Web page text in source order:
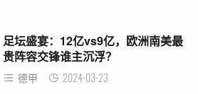
足坛盛宴：12亿vs9亿，欧洲南美最
贵阵容交锋谁主沉浮？
德甲 2024-03-23